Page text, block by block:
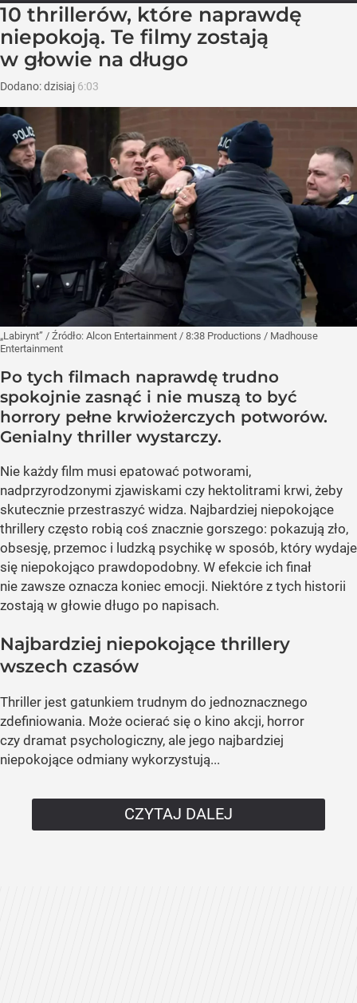
10 thrillerów, które naprawdę
niepokoją. Te filmy zostają
w głowie na długo
Dodano:dzisiaj 6:03
„Labirynt” / Źródło: Alcon Entertainment / 8:38 Productions / Madhouse
Entertainment
Po tych filmach naprawdę trudno
spokojnie zasnąć i nie muszą to być
horrory pełne krwiożerczych potworów.
Genialny thriller wystarczy.
Nie każdy film musi epatować potworami,
nadprzyrodzonymi zjawiskami czy hektolitrami krwi, żeby
skutecznie przestraszyć widza. Najbardziej niepokojące
thrillery często robią coś znacznie gorszego: pokazują zło,
obsesję, przemoc i ludzką psychikę w sposób, który wydaje
się niepokojąco prawdopodobny. W efekcie ich finał
nie zawsze oznacza koniec emocji. Niektóre z tych historii
zostają w głowie długo po napisach.
Najbardziej niepokojące thrillery
wszech czasów
Thriller jest gatunkiem trudnym do jednoznacznego
zdefiniowania. Może ocierać się o kino akcji, horror
czy dramat psychologiczny, ale jego najbardziej
niepokojące odmiany wykorzystują...
CZYTAJ DALEJ